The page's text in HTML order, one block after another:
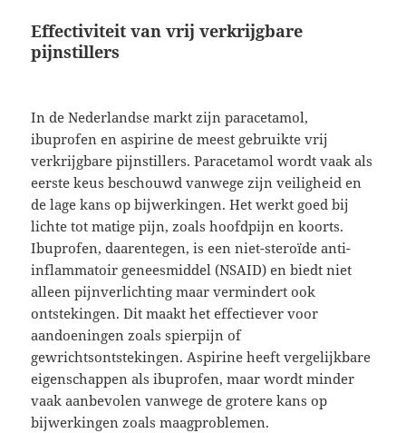
Effectiviteit van vrij verkrijgbare
pijnstillers
In de Nederlandse markt zijn paracetamol,
ibuprofen en aspirine de meest gebruikte vrij
verkrijgbare pijnstillers. Paracetamol wordt vaak als
eerste keus beschouwd vanwege zijn veiligheid en
de lage kans op bijwerkingen. Het werkt goed bij
lichte tot matige pijn, zoals hoofdpijn en koorts.
Ibuprofen, daarentegen, is een niet-steroïde anti-
inflammatoir geneesmiddel (NSAID) en biedt niet
alleen pijnverlichting maar vermindert ook
ontstekingen. Dit maakt het effectiever voor
aandoeningen zoals spierpijn of
gewrichtsontstekingen. Aspirine heeft vergelijkbare
eigenschappen als ibuprofen, maar wordt minder
vaak aanbevolen vanwege de grotere kans op
bijwerkingen zoals maagproblemen.